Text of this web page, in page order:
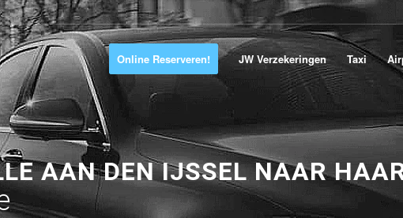
Online Reserveren! JW Verzekeringen Taxi
AAN DEN IJSSEL NAAR